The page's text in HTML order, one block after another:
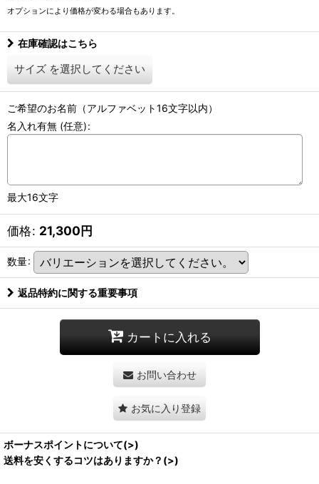
オプションにより価格が変わる場合もあります。
在庫確認はこちら
サイズ を選択してください
ご希望のお名前（アルファベット16文字以内）
名入れ有無 (任意):
最大16文字
価格: 21,300円
数量:
返品特約に関する重要事項
カートに入れる
お問い合わせ
お気に入り登録
ボーナスポイントについて(>)
送料を安くするコツはありますか？(>)